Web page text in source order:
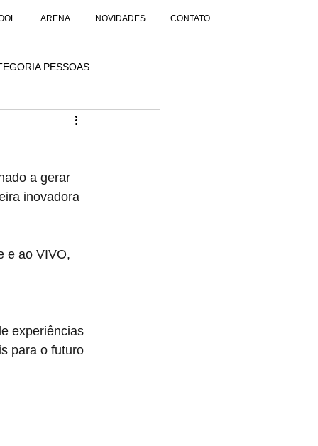
ARENA NOVIDADES CONTATO
PESSOAS
a gerar
inovadora
e ao VIVO,
experiências
para o futuro